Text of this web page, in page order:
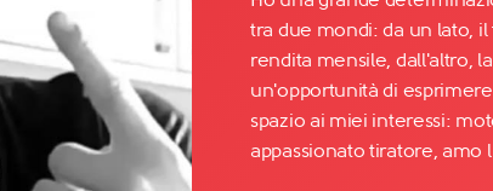
Facebook
YouTube
Instagram
tra due mondi: da un lato,
rendita mensile, dall'altro,
un'opportunità di
spazio ai miei interessi:
appassionato tiratore, amo